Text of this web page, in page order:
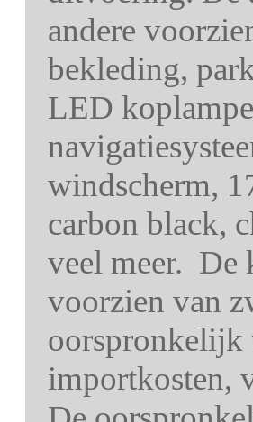
andere
bekleding,
LED
windscherm,
carbon black,
veel meer. De
voorzien van
oorspronkelijk
importkosten,